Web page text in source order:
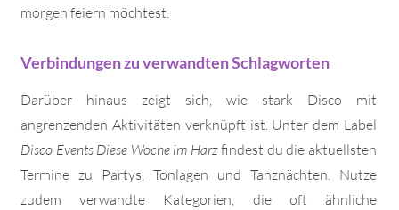
morgen feiern möchtest.
Verbindungen zu verwandten Schlagworten
Darüber hinaus zeigt sich, wie stark Disco mit
angrenzenden Aktivitäten verknüpft ist. Unter dem Label
Disco Events Diese Woche im Harzfindest du die aktuellsten
Termine zu Partys, Tonlagen und Tanznächten. Nutze
zudem verwandte Kategorien, die oft ähnliche